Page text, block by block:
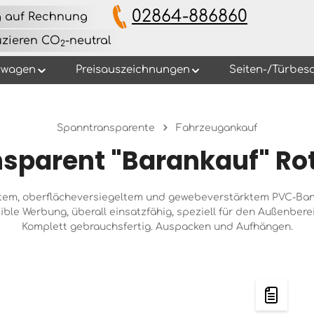
auf Rechnung 02864-886860
CO2-neutral
Preisauszeichnungen Seiten-/
Spanntransparente Fahrzeugankauf
"Barankauf"
oberflächeversiegeltem und gewebeverstärktem PVC-
Werbung, überall einsatzfähig, speziell für den
Komplett gebrauchsfertig. Auspacken und Aufhängen.